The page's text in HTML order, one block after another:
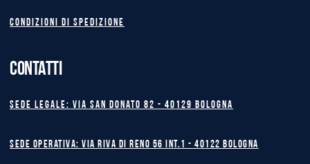
Condizioni di spedizione
CONTATTI
Sede legale: Via San Donato 82 - 40129 BOLOGNA
Sede operativa: Via Riva di Reno 56 int.1 - 40122 BOLOGNA